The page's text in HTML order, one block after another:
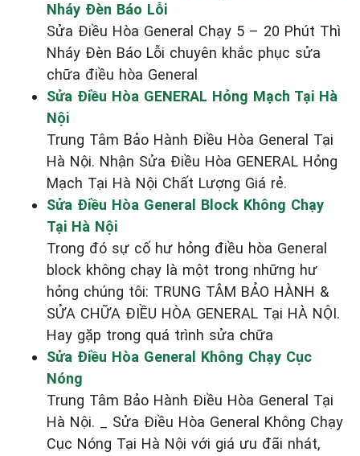
Nháy Đèn Báo Lỗi
Sửa Điều Hòa General Chạy 5 – 20 Phút Thì
Nháy Đèn Báo Lỗi chuyên khắc phục sửa
chữa điều hòa General
Sửa Điều Hòa GENERAL Hỏng Mạch Tại Hà
Nội
Trung Tâm Bảo Hành Điều Hòa General Tại
Hà Nội. Nhận Sửa Điều Hòa GENERAL Hỏng
Mạch Tại Hà Nội Chất Lượng Giá rẻ.
Sửa Điều Hòa General Block Không Chạy
Tại Hà Nội
Trong đó sự cố hư hỏng điều hòa General
block không chạy là một trong những hư
hỏng chúng tôi: TRUNG TÂM BẢO HÀNH &
SỬA CHỮA ĐIỀU HÒA GENERAL Tại HÀ NỘI.
Hay gặp trong quá trình sửa chữa
Sửa Điều Hòa General Không Chạy Cục
Nóng
Trung Tâm Bảo Hành Điều Hòa General Tại
Hà Nội. _ Sửa Điều Hòa General Không Chạy
Cục Nóng Tại Hà Nội với giá ưu đãi nhát,